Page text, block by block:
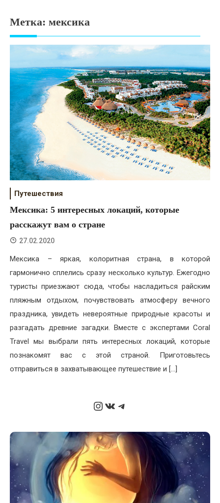
Дети
Свадьба
Дом
Жизнь
Хобби
Красота
Недвижимость
Метка: мексика
Путешествия
Мексика: 5 интересных локаций, которые
расскажут вам о стране
27.02.2020
Мексика – яркая, колоритная страна, в которой
гармонично сплелись сразу несколько культур. Ежегодно
туристы приезжают сюда, чтобы насладиться райским
пляжным отдыхом, почувствовать атмосферу вечного
праздника, увидеть невероятные природные красоты и
разгадать древние загадки. Вместе с экспертами Coral
Travel мы выбрали пять интересных локаций, которые
познакомят вас с этой страной. Приготовьтесь
отправиться в захватывающее путешествие и […]
Instagram
ВКонтакте
Telegram